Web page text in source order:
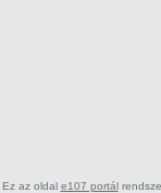
Ez az oldal e107 portál